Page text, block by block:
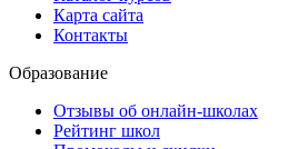
Карта сайта
Контакты
Образование
Отзывы об онлайн-школах
Рейтинг школ